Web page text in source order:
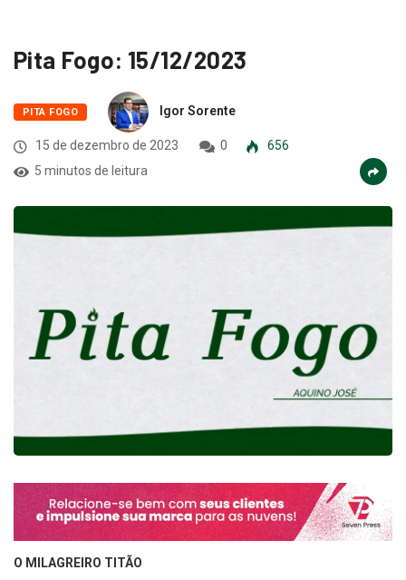
Pita Fogo: 15/12/2023
PITA FOGO Igor Sorente
15 de dezembro de 2023 0
656
5 minutos de leitura
O MILAGREIRO TITÃO